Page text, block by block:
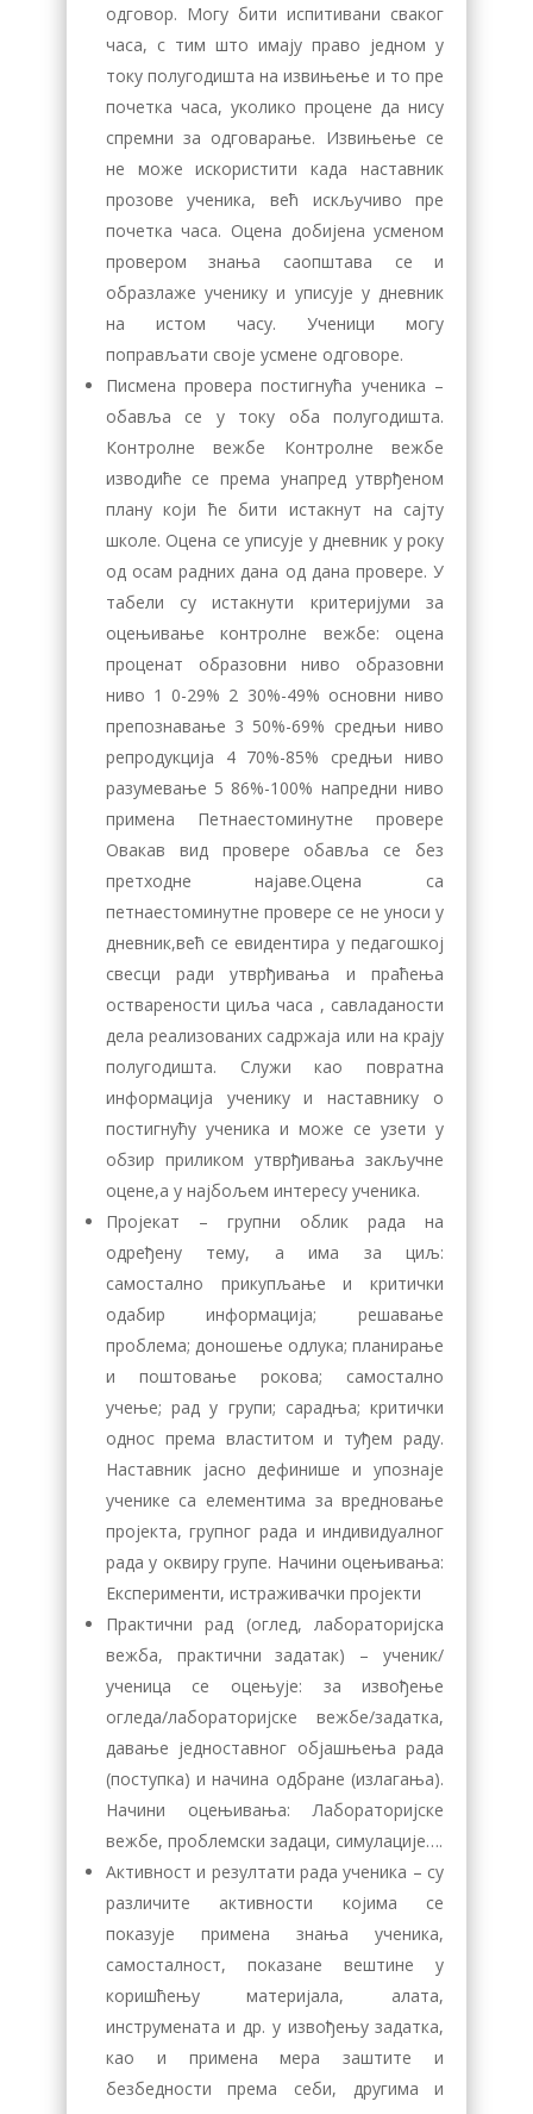
одговор. Могу бити испитивани сваког
часа, с тим што имају право једном у
току полугодишта на извињење и то пре
почетка часа, уколико процене да нису
спремни за одговарање. Извињење се
не може искористити када наставник
прозове ученика, већ искључиво пре
почетка часа. Оцена добијена усменом
провером знања саопштава се и
образлаже ученику и уписује у дневник
на истом часу. Ученици могу
поправљати своје усмене одговоре.
Писмена провера постигнућа ученика –
обавља се у току оба полугодишта.
Контролне вежбе Контролне вежбе
изводиће се према унапред утврђеном
плану који ће бити истакнут на сајту
школе. Оцена се уписује у дневник у року
од осам радних дана од дана провере. У
табели су истакнути критеријуми за
оцењивање контролне вежбе: оцена
проценат образовни ниво образовни
ниво 1 0-29% 2 30%-49% основни ниво
препознавање 3 50%-69% средњи ниво
репродукција 4 70%-85% средњи ниво
разумевање 5 86%-100% напредни ниво
примена Петнаестоминутне провере
Овакав вид провере обавља се без
претходне најаве.Оцена са
петнаестоминутне провере се не уноси у
дневник,већ се евидентира у педагошкој
свесци ради утврђивања и праћења
остварености циља часа , савладаности
дела реализованих садржаја или на крају
полугодишта. Служи као повратна
информација ученику и наставнику о
постигнућу ученика и може се узети у
обзир приликом утврђивања закључне
оцене,а у најбољем интересу ученика.
Пројекат – групни облик рада на
одређену тему, а има за циљ:
самостално прикупљање и критички
одабир информација; решавање
проблема; доношење одлука; планирање
и поштовање рокова; самостално
учење; рад у групи; сарадња; критички
однос према властитом и туђем раду.
Наставник јасно дефинише и упознаје
ученике са елементима за вредновање
пројекта, групног рада и индивидуалног
рада у оквиру групе. Начини оцењивања:
Експерименти, истраживачки пројекти
Практични рад (оглед, лабораторијска
вежба, практични задатак) – ученик/
ученица се оцењује: за извођење
огледа/лабораторијске вежбе/задатка,
давање једноставног објашњења рада
(поступка) и начина одбране (излагања).
Начини оцењивања: Лабораторијске
вежбе, проблемски задаци, симулације….
Активност и резултати рада ученика – су
различите активности којима се
показује примена знања ученика,
самосталност, показане вештине у
коришћењу материјала, алата,
инструмената и др. у извођењу задатка,
као и примена мера заштите и
безбедности према себи, другима и